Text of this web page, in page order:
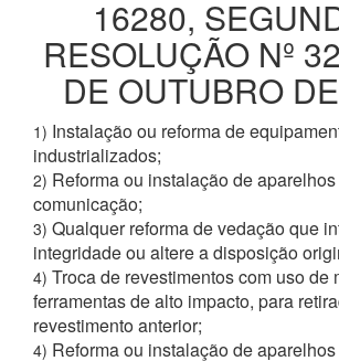
16280,
RESOLUÇÃO Nº
DE OUTUBRO
1) Instalação ou reforma de
industrializados;
2) Reforma ou instalação de
comunicação;
3) Qualquer reforma de vedação que
integridade ou altere a disposição
4) Troca de revestimentos com uso de
ferramentas de alto impacto, para
revestimento anterior;
4) Reforma ou instalação de